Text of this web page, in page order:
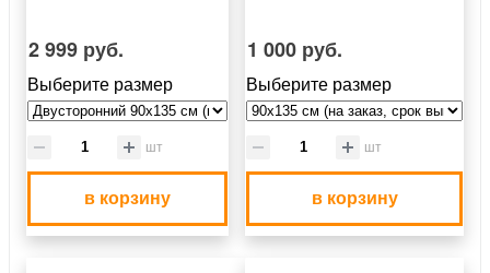
2 999 руб.
Выберите размер
шт
в корзину
1 000 руб.
Выберите размер
шт
в корзину